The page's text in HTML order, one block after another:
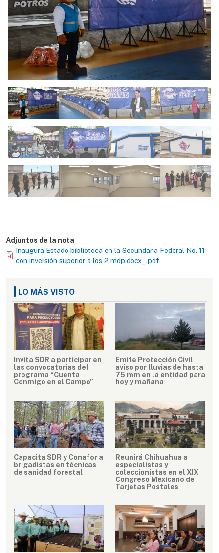
Adjuntos de la nota
Inaugura Estado biblioteca en la Secundaria Federal No. 11
con inversión superior a los 2 mdp.docx_.pdf
LO MÁS VISTO
Invita SDR a participar en
las convocatorias del
programa “Cuenta
Conmigo en el Campo”
Emite Protección Civil
aviso por lluvias de hasta
75 mm en la entidad para
hoy y mañana
Capacita SDR y Conafor a
brigadistas en técnicas
de sanidad forestal
Reunirá Chihuahua a
especialistas y
coleccionistas en el XIX
Congreso Mexicano de
Tarjetas Postales